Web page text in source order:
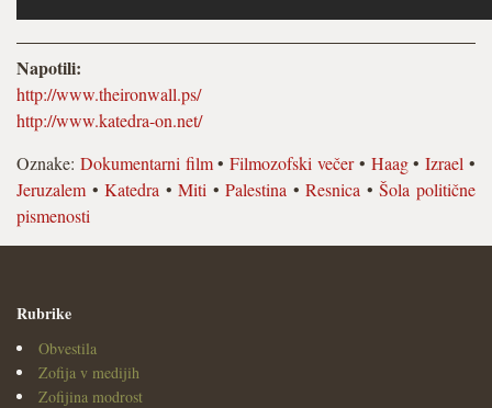
Napotili:
http://www.theironwall.ps/
http://www.katedra-on.net/
Oznake: Dokumentarni film•Filmozofski večer• Haag•Izrael •
Jeruzalem •Katedra •Miti •Palestina •Resnica •Šola politične
pismenosti
Rubrike
Obvestila
Zofija v medijih
Zofijina modrost